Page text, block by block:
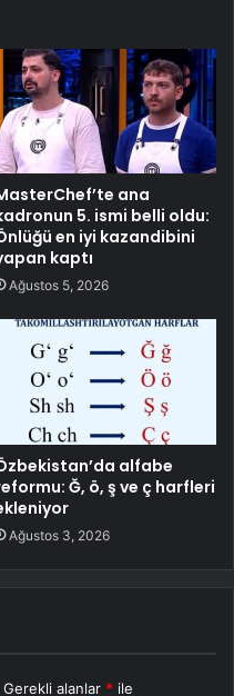
ana
5. ismi belli oldu:
en iyi kazandibini
kaptı
Ağustos 5, 2026
alfabe
Ğ, ö, ş ve ç harfleri
Ağustos 3, 2026
Gerekli alanlar * ile